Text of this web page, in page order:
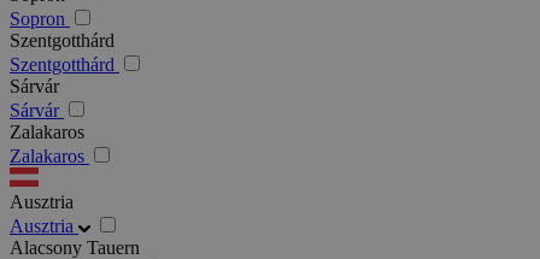
Sopron
Szentgotthárd
Szentgotthárd
Sárvár
Sárvár
Zalakaros
Zalakaros
Ausztria
Ausztria
Alacsony Tauern